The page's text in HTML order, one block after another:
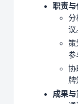
职责与
议
策
参
协
牌
成果